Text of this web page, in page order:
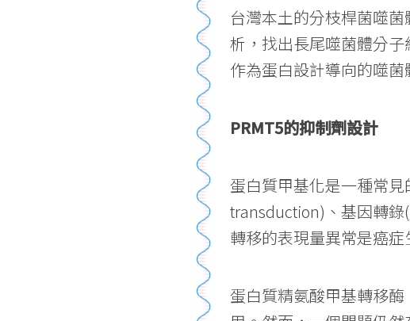
台灣本土的分枝桿菌噬
析，找出長尾噬菌體分
作為蛋白設計導向的噬
PRMT5的抑制劑設計
蛋白質甲基化是一種常
transduction)、基因轉錄
轉移的表現量異常是癌症
蛋白質精氨酸甲基轉移